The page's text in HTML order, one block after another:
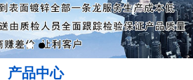
产品中心